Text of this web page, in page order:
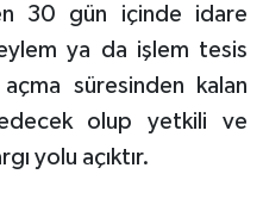
30 gün içinde idare
ya da işlem tesis
süresinden kalan
olup yetkili ve
yolu açıktır.